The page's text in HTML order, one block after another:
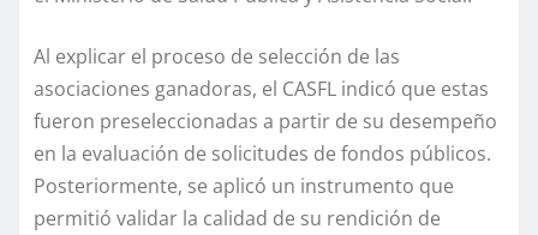
Al explicar el proceso de selección de las
asociaciones ganadoras, el CASFL indicó que estas
fueron preseleccionadas a partir de su desempeño
en la evaluación de solicitudes de fondos públicos.
Posteriormente, se aplicó un instrumento que
permitió validar la calidad de su rendición de